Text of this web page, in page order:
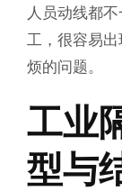
人员动线都
工，很容易
烦的问题。
工业
型与